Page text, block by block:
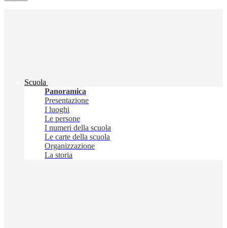
Scuola
Panoramica
Presentazione
I luoghi
Le persone
I numeri della scuola
Le carte della scuola
Organizzazione
La storia